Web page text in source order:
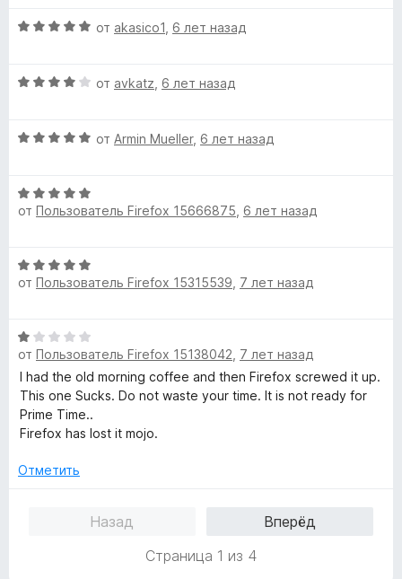
з
О
н
о
5
и
от akasico1 6 лет назад
О
н
о
н
и
з
от avkatz 6 лет назад
О
н
е
н
а
з
5
от Armin Mueller, 6 лет назад
О
ц
е
н
а
5
и
з
5
от Пользователь Firefox 15666875 6 лет назад
О
ц
е
н
о
н
а
5
з
от Пользователь Firefox 15315539 7 лет назад
О
ц
е
н
е
н
н
от Пользователь Firefox 15138042 7 лет назад
I had the old morning coffee and then Firefox screwed it up.
This one Sucks. Do not waste your time. It is not ready for
Prime Time..
Firefox has lost it mojo.
Отметить
Назад
Вперёд
Страница 1 из 4